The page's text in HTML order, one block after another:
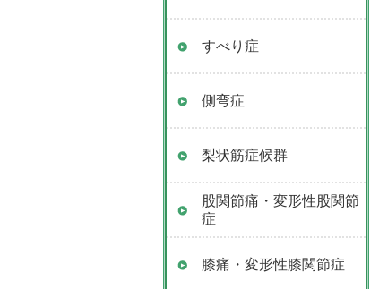
すべり症
側弯症
梨状筋症候群
股関節痛・変形性股関節
症
膝痛・変形性膝関節症